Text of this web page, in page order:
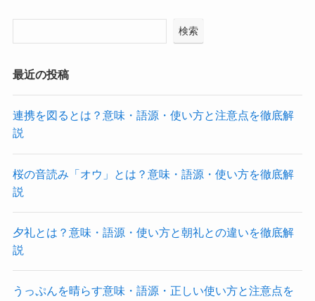
検索
最近の投稿
連携を図るとは？意味・語源・使い方と注意点を徹底解
説
桜の音読み「オウ」とは？意味・語源・使い方を徹底解
説
夕礼とは？意味・語源・使い方と朝礼との違いを徹底解
説
うっぷんを晴らす意味・語源・正しい使い方と注意点を